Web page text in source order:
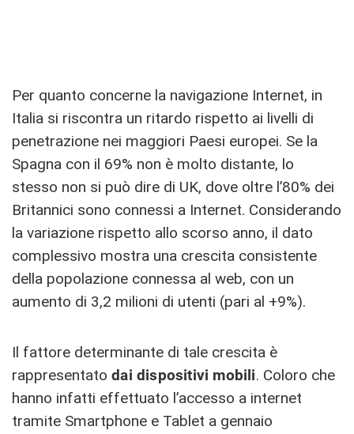
Per quanto concerne la navigazione Internet, in
Italia si riscontra un ritardo rispetto ai livelli di
penetrazione nei maggiori Paesi europei. Se la
Spagna con il 69% non è molto distante, lo
stesso non si può dire di UK, dove oltre l’80% dei
Britannici sono connessi a Internet. Considerando
la variazione rispetto allo scorso anno, il dato
complessivo mostra una crescita consistente
della popolazione connessa al web, con un
aumento di 3,2 milioni di utenti (pari al +9%).
Il fattore determinante di tale crescita è
rappresentato dai dispositivi mobili. Coloro che
hanno infatti effettuato l’accesso a internet
tramite Smartphone e Tablet a gennaio